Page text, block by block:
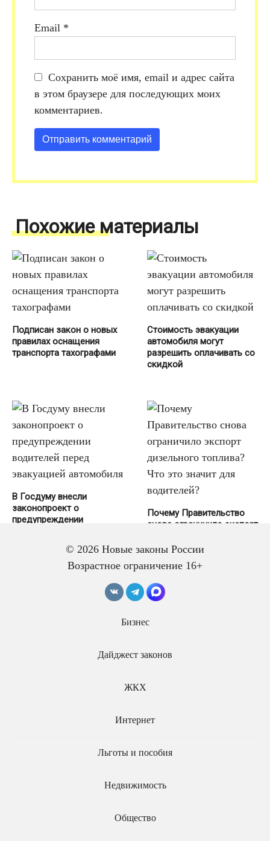
Email *
Сохранить моё имя, email и адрес сайта
в этом браузере для последующих моих
комментариев.
Похожие материалы
Подписан закон о новых
правилах оснащения
транспорта тахографами
Стоимость эвакуации
автомобиля могут
разрешить оплачивать со
скидкой
В Госдуму внесли
законопроект о
предупреждении
Почему Правительство
снова ограничило экспорт
это значит для
© 2026 Новые законы России
Возрастное ограничение 16+
Бизнес
Дайджест законов
ЖКХ
Интернет
Льготы и пособия
Недвижимость
Общество